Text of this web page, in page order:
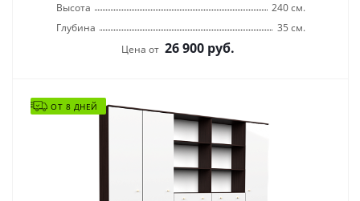
Высота
240 см.
Глубина
35 см.
Цена от 26 900 руб.
ОТ 8 ДНЕЙ